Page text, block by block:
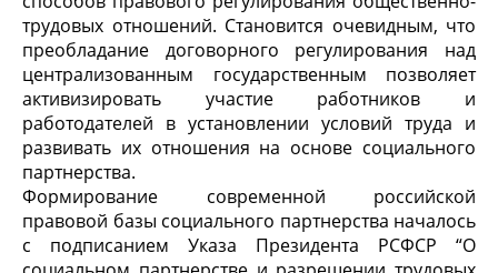
трудовых отношений. Становится очевидным, что
преобладание договорного регулирования над
централизованным государственным позволяет
активизировать участие работников и
работодателей в установлении условий труда и
развивать их отношения на основе социального
партнерства.
Формирование современной российской
правовой базы социального партнерства началось
с подписанием Указа Президента РСФСР “О